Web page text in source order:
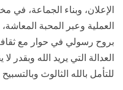
الإعلان، وبناء الجماعة، في
العملية وعبر المحبة
بروح رسولي في حوار مع
العدالة التي يريد الله وبقدر
للتأمل بالله الثالوث